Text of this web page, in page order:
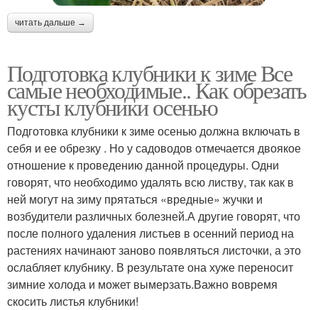
читать дальше →
Подготовка клубники к зиме Все
самые необходимые.. Как обрезать
кусты клубники осенью
Подготовка клубники к зиме осенью должна включать в
себя и ее обрезку . Но у садоводов отмечается двоякое
отношение к проведению данной процедуры. Одни
говорят, что необходимо удалять всю листву, так как в
ней могут на зиму прятаться «вредные» жучки и
возбудители различных болезней.А другие говорят, что
после полного удаления листьев в осенний период на
растениях начинают заново появляться листочки, а это
ослабляет клубнику. В результате она хуже переносит
зимние холода и может вымерзать.Важно вовремя
скосить листья клубники!